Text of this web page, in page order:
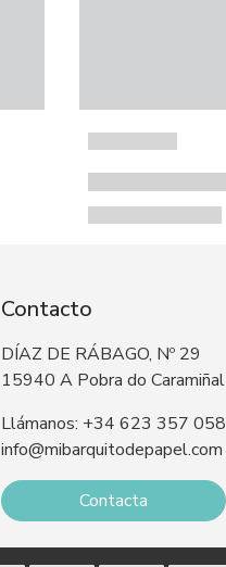
Contacto
DÍAZ DE RÁBAGO, Nº 29
15940 A Pobra do Caramiñal
Llámanos: +34 623 357 058
info@mibarquitodepapel.com
Contacta